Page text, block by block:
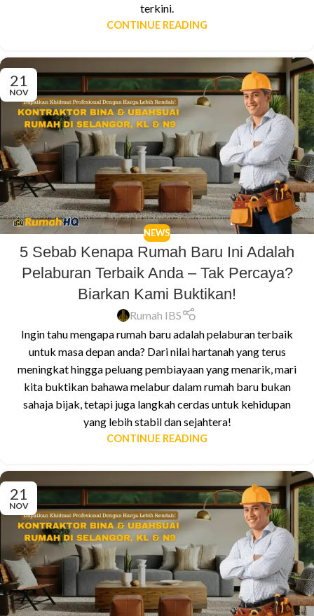
terkini.
CONTINUE READING
21
NOV
NEWS
5 Sebab Kenapa Rumah Baru Ini Adalah
Pelaburan Terbaik Anda – Tak Percaya?
Biarkan Kami Buktikan!
Rumah IBS
Ingin tahu mengapa rumah baru adalah pelaburan terbaik
untuk masa depan anda? Dari nilai hartanah yang terus
meningkat hingga peluang pembiayaan yang menarik, mari
kita buktikan bahawa melabur dalam rumah baru bukan
sahaja bijak, tetapi juga langkah cerdas untuk kehidupan
yang lebih stabil dan sejahtera!
CONTINUE READING
21
NOV